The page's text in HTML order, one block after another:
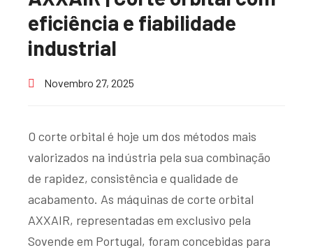
eficiência e fiabilidade
industrial
Novembro 27, 2025
O corte orbital é hoje um dos métodos mais
valorizados na indústria pela sua combinação
de rapidez, consistência e qualidade de
acabamento. As máquinas de corte orbital
AXXAIR, representadas em exclusivo pela
Sovende em Portugal, foram concebidas para